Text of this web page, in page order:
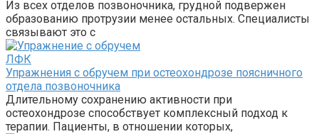
Из всех отделов позвоночника, грудной подвержен
образованию протрузии менее остальных. Специалисты
связывают это с
ЛФК
Упражнения с обручем при остеохондрозе поясничного
отдела позвоночника
Длительному сохранению активности при
остеохондрозе способствует комплексный подход к
терапии. Пациенты, в отношении которых,